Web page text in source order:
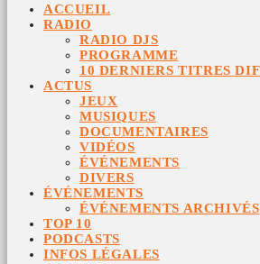
ACCUEIL
RADIO
RADIO DJS
PROGRAMME
10 DERNIERS TITRES
ACTUS
JEUX
MUSIQUES
DOCUMENTAIRES
VIDÉOS
ÉVÉNEMENTS
DIVERS
ÉVÉNEMENTS
ÉVÉNEMENTS ARCHIVÉS
TOP 10
PODCASTS
INFOS LÉGALES